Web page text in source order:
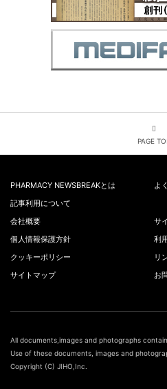
PAGE
PHARMACY NEWSBREAKとは
よ
記事利用について
会社概要
サ
個人情報保護方針
利
クッキーポリシー
リ
サイトマップ
お
All documents,images and photographs
Use of these documents, images and
Copyright (C) JIHO,Inc.